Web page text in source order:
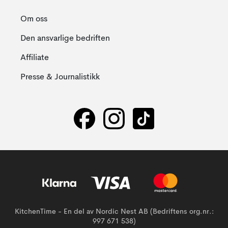
Om oss
Den ansvarlige bedriften
Affiliate
Presse & Journalistikk
KitchenTime - En del av Nordic Nest AB (Bedriftens org.nr.:
997 671 538)